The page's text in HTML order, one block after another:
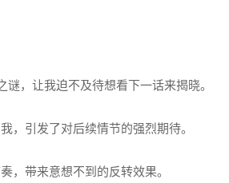
，让我迫不及待想看下一话来揭晓。
，引发了对后续情节的强烈期待。
，带来意想不到的反转效果。